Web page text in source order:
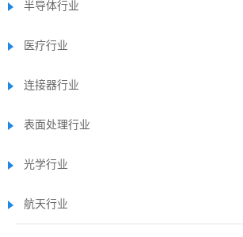
半导体行业
医疗行业
连接器行业
表面处理行业
光学行业
航天行业